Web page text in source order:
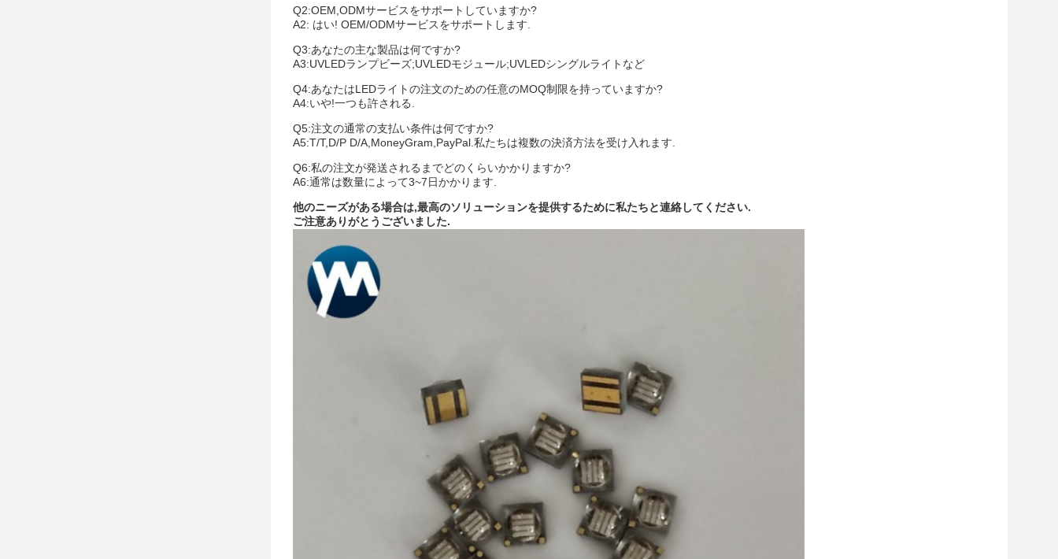
Q2:OEM,ODMサービスをサポートしていますか?
A2: はい! OEM/ODMサービスをサポートします.
Q3:あなたの主な製品は何ですか?
A3:UVLEDランプビーズ;UVLEDモジュール;UVLEDシングルライトなど
Q4:あなたはLEDライトの注文のための任意のMOQ制限を持っていますか?
A4:いや!一つも許される.
Q5:注文の通常の支払い条件は何ですか?
A5:T/T,D/P D/A,MoneyGram,PayPal.私たちは複数の決済方法を受け入れます.
Q6:私の注文が発送されるまでどのくらいかかりますか?
A6:通常は数量によって3~7日かかります.
他のニーズがある場合は,最高のソリューションを提供するために私たちと連絡してください.
ご注意ありがとうございました.